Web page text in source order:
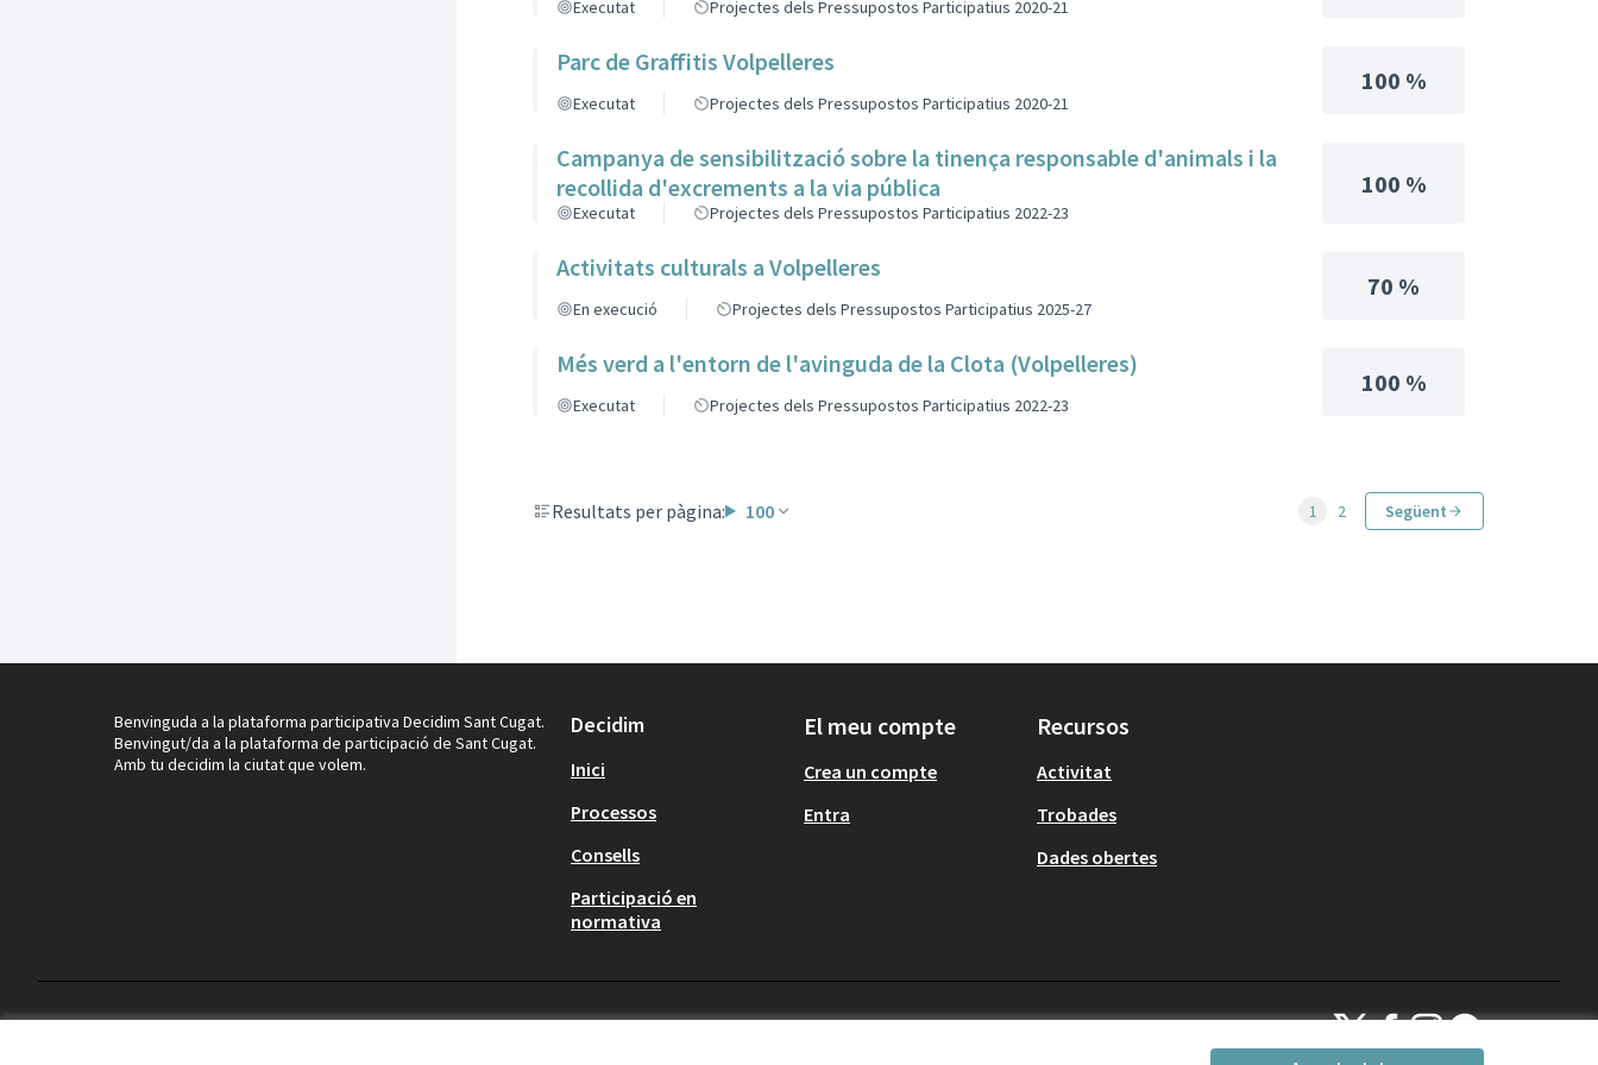
Executat Projectes dels Pressupostos Participatius 2020-21
Parc de Graffitis Volpelleres
Executat Projectes dels Pressupostos Participatius 2020-21
100 %
Campanya de sensibilització sobre la tinença responsable d'animals i la
recollida d'excrements a la via pública
Executat Projectes dels Pressupostos Participatius 2022-23
100 %
Activitats culturals a Volpelleres
En execució Projectes dels Pressupostos Participatius 2025-27
70 %
Més verd a l'entorn de l'avinguda de la Clota (Volpelleres)
Executat Projectes dels Pressupostos Participatius 2022-23
100 %
Resultats per pàgina: 100 1 2 Següent
Benvinguda a la plataforma participativa Decidim Sant Cugat.
Benvingut/da a la plataforma de participació de Sant Cugat.
Amb tu decidim la ciutat que volem.
Decidim
Inici
Processos
Consells
Participació en
normativa
El meu compte
Crea un compte
Entra
Recursos
Activitat
Trobades
Dades obertes
Decidim Sant Cugat a X
(Enllaç extern)
Decidim Sant Cugat a Facebook
(Enllaç extern)
Decidim Sant Cugat a
(Enllaç extern)
Decidim Sant Cugat
(Enllaç extern)